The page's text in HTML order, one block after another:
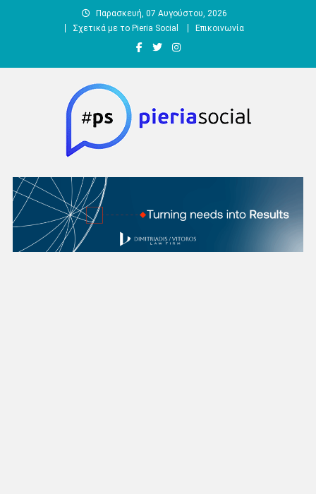
Παρασκευή, 07 Αυγούστου, 2026
Σχετικά με το Pieria Social
Επικοινωνία
Pieria Social